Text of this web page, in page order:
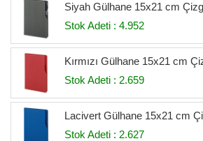
Siyah Gülhane 15x21 cm
Stok Adeti : 4.952
Kırmızı Gülhane 15x21 cm
Stok Adeti : 2.659
Lacivert Gülhane 15x21 cm
Stok Adeti : 2.627